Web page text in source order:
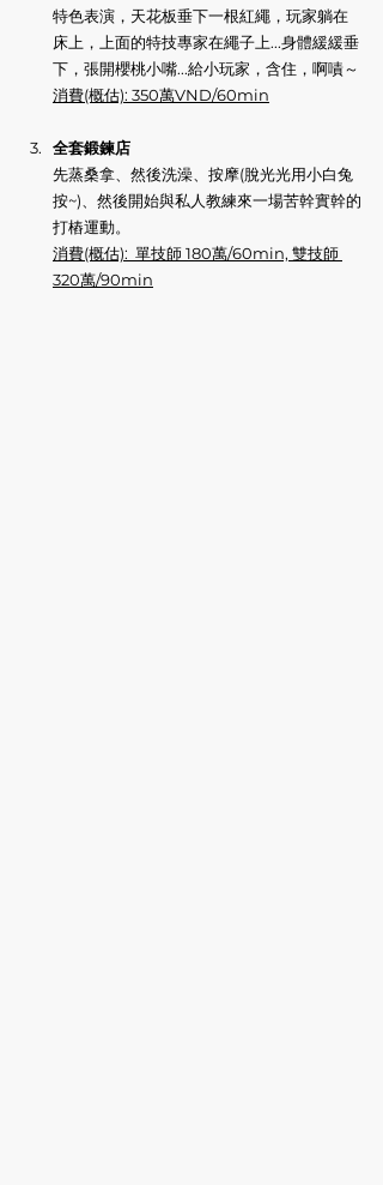
特色表演，天花板垂下一根紅繩，玩家躺在
床上，上面的特技專家在繩子上...身體緩緩垂
下，張開櫻桃小嘴...給小玩家，含住，啊嘖～
消費(概估): 350萬VND/60min
全套鍛鍊店
先蒸桑拿、然後洗澡、按摩(脫光光用小白兔
按~)、然後開始與私人教練來一場苦幹實幹的
打樁運動。
消費(概估):  單技師 180萬/60min, 雙技師
320萬/90min